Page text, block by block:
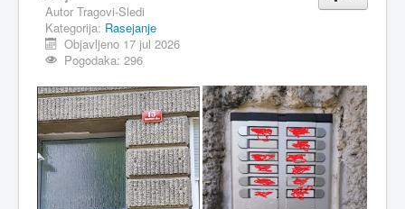
Autor Tragovi-Sledi
Kategorija: Rasejanje
Objavljeno 17 jul 2026
Pogodaka: 296